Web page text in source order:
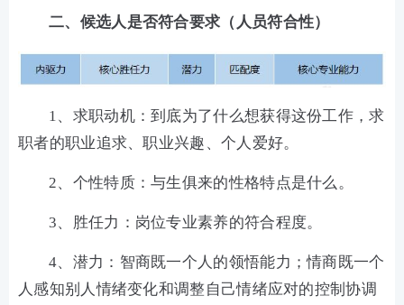
二、候选人是否符合要求（人员符合性）
1、求职动机：到底为了什么想获得这份工作，求
职者的职业追求、职业兴趣、个人爱好。
2、个性特质：与生俱来的性格特点是什么。
3、胜任力：岗位专业素养的符合程度。
4、潜力：智商既一个人的领悟能力；情商既一个
人感知别人情绪变化和调整自己情绪应对的控制协调